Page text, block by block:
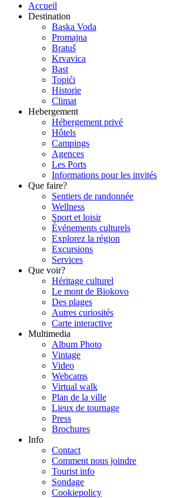
Accueil
Destination
Baska Voda
Promajna
Bratuš
Krvavica
Bast
Topići
Historie
Climat
Hebergement
Hébergement privé
Hôtels
Campings
Agences
Les Ports
Informations pour les invités
Que faire?
Sentiers de randonnée
Wellness
Sport et loisir
Événements culturels
Explorez la région
Excursions
Services
Que voir?
Héritage culturel
Le mont de Biokovo
Des plages
Autres curiosités
Carte interactive
Multimedia
Album Photo
Vintage
Video
Webcams
Virtual walk
Plan de la ville
Lieux de tournage
Press
Brochures
Info
Contact
Comment nous joindre
Tourist info
Sondage
Cookiepolicy